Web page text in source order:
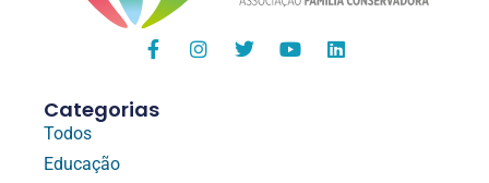
Categorias
Todos
Educação